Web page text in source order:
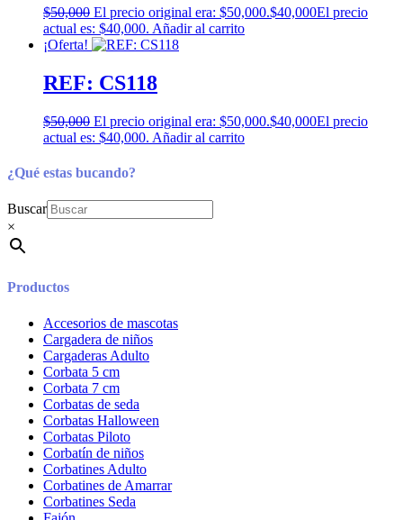
$50,000 El precio original era: $50,000.$40,000El precio
actual es: $40,000. Añadir al carrito
¡Oferta!
REF: CS118
$50,000 El precio original era: $50,000.$40,000El precio
actual es: $40,000. Añadir al carrito
¿Qué estas bucando?
Buscar
×
Productos
Accesorios de mascotas
Cargadera de niños
Cargaderas Adulto
Corbata 5 cm
Corbata 7 cm
Corbatas de seda
Corbatas Halloween
Corbatas Piloto
Corbatín de niños
Corbatines Adulto
Corbatines de Amarrar
Corbatines Seda